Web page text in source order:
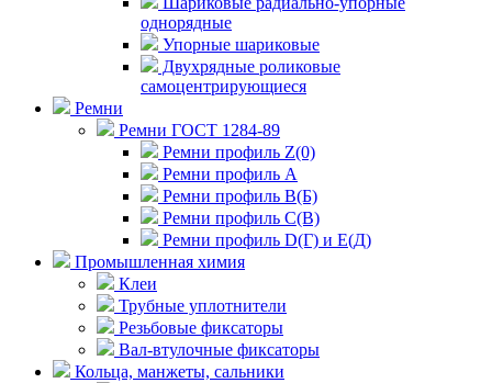
однорядные
Упорные шариковые
Двухрядные роликовые
самоцентрирующиеся
Ремни
Ремни ГОСТ 1284-89
Ремни профиль Z(0)
Ремни профиль А
Ремни профиль В(Б)
Ремни профиль С(В)
Ремни профиль D(Г) и E(Д)
Промышленная химия
Клеи
Трубные уплотнители
Резьбовые фиксаторы
Вал-втулочные фиксаторы
Кольца, манжеты, сальники